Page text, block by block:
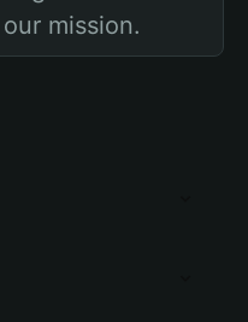
mission.